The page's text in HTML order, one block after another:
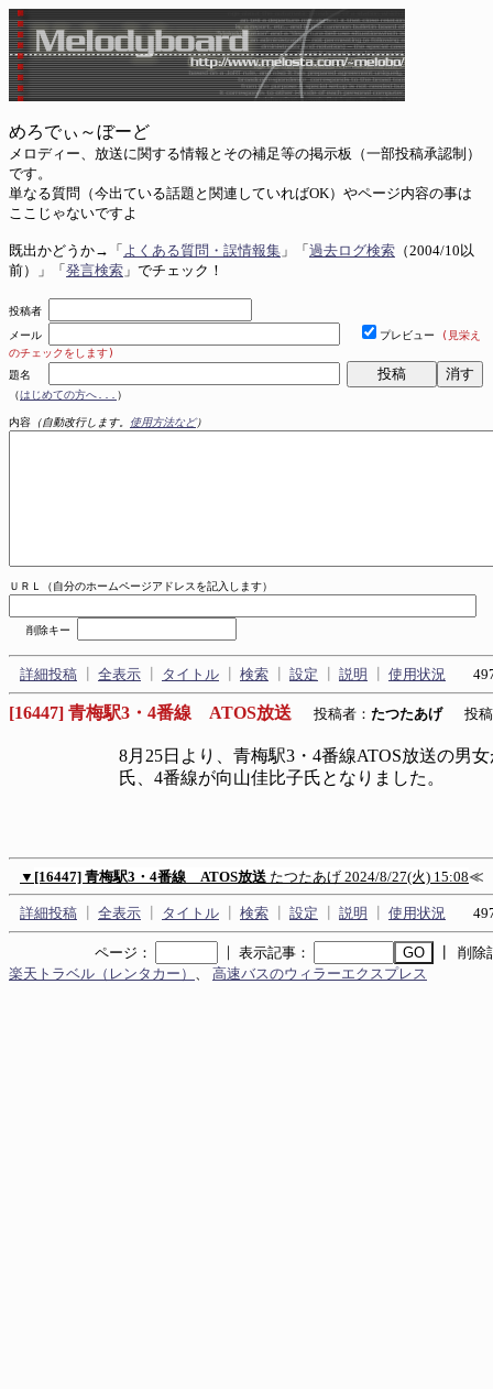
めろでぃ～ぼーど
メロディー、放送に関する情報とその補足等の掲示板（一部投稿承認制）
です。
単なる質問（今出ている話題と関連していればOK）やページ内容の事は
ここじゃないですよ
既出かどうか→「 よくある質問・誤情報集 」「 過去ログ検索 （2004/10以
前）」「 発言検索 」でチェック！
投稿者
メール
プレビュー
(見栄え
のチェックをします)
題名
（はじめての方へ... ）
内容 （自動改行します。 使用方法など）
ＵＲＬ（自分のホームページアドレスを記入します）
削除キー
詳細投稿 全表示 タイトル 検索 設定 説明 使用状況
[16447] 青梅駅3・4番線 ATOS放送 投稿者： たつたあげ 投稿
8月25日より、青梅駅3・4番線ATOS放送の男
氏、4番線が向山佳比子氏となりました。
▼ [16447] 青梅駅3・4番線 ATOS放送 たつたあげ 2024/8/27(火) 15:08≪
詳細投稿 全表示 タイトル 検索 設定 説明 使用状況
ページ： ｜ 表示記事：
┃ 削除
楽天トラベル（レンタカー）
高速バスのウィラーエクスプレス